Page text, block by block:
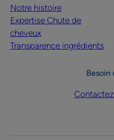
Notre histoire
Expertise Chute de
cheveux
Transparence ingrédients
Besoin